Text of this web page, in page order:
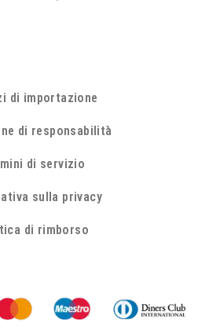
di importazione
di responsabilità
di servizio
sulla privacy
di rimborso